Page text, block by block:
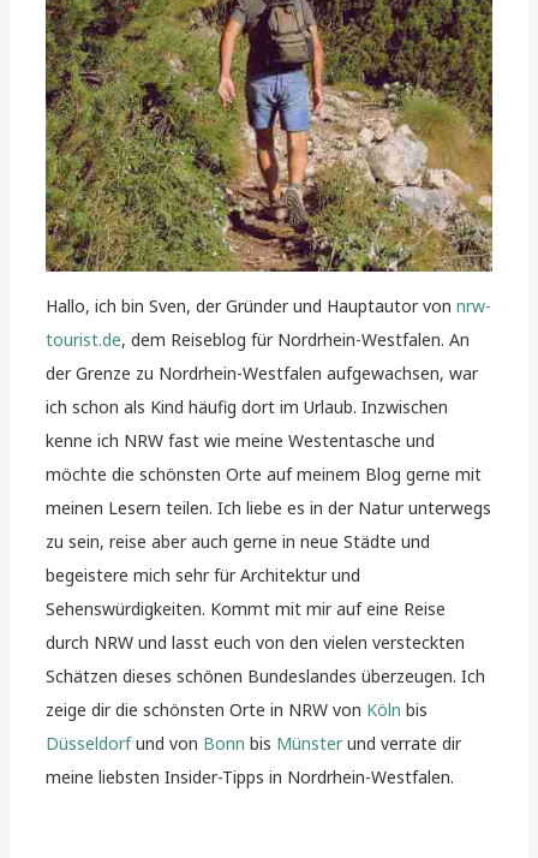
Hallo, ich bin Sven, der Gründer und Hauptautor vonnrw-
tourist.de, dem Reiseblog für Nordrhein-Westfalen. An
der Grenze zu Nordrhein-Westfalen aufgewachsen, war
ich schon als Kind häufig dort im Urlaub. Inzwischen
kenne ich NRW fast wie meine Westentasche und
möchte die schönsten Orte auf meinem Blog gerne mit
meinen Lesern teilen. Ich liebe es in der Natur unterwegs
zu sein, reise aber auch gerne in neue Städte und
begeistere mich sehr für Architektur und
Sehenswürdigkeiten. Kommt mit mir auf eine Reise
durch NRW und lasst euch von den vielen versteckten
Schätzen dieses schönen Bundeslandes überzeugen. Ich
zeige dir die schönsten Orte in NRW von Köln bis
Düsseldorfund von Bonn bis Münsterund verrate dir
meine liebsten Insider-Tipps in Nordrhein-Westfalen.